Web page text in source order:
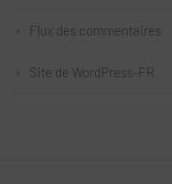
Flux des commentaires
Site de WordPress-FR